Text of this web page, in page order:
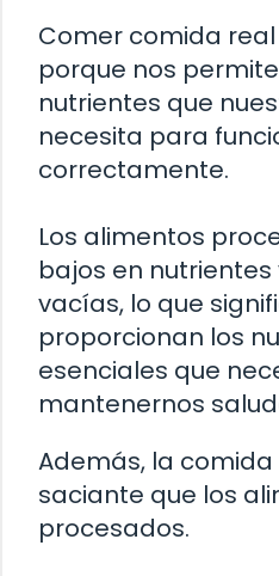
Comer comida
porque nos
nutrientes que
necesita para
correctamente.
Los alimentos
bajos en
vacías, lo que
proporcionan los
esenciales que
mantenernos
Además, la
saciante que los
procesados.